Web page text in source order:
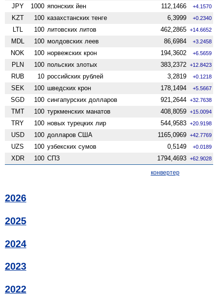
JPY 1000 японских йен 112,1466 +4.1570
KZT 100 казахстанских тенге 6,3999 +0.2340
LTL 100 литовских литов 462,2865 +14.6652
MDL 100 молдовских леев 86,6984 +3.2458
NOK 100 норвежских крон 194,3602 +6.5659
PLN 100 польских злотых 383,2372 +12.8423
RUB 10 российских рублей 3,2819 +0.1218
SEK 100 шведских крон 178,1494 +5.5667
SGD 100 сингапурских долларов 921,2644 +32.7638
TMT 100 туркменских манатов 408,8059 +15.0094
TRY 100 новых турецких лир 544,9583 +20.9198
USD 100 долларов США 1165,0969 +42.7769
UZS 100 узбекских сумов 0,5149 +0.0189
XDR 100 СПЗ 1794,4693 +62.9028
конвертер
2026
2025
2024
2023
2022